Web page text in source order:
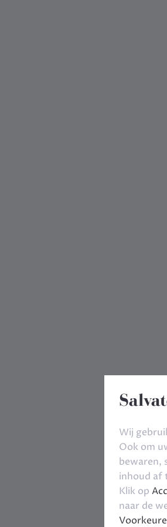
Wij
Ook om
bewaren,
inhoud af
Klik op
naar de